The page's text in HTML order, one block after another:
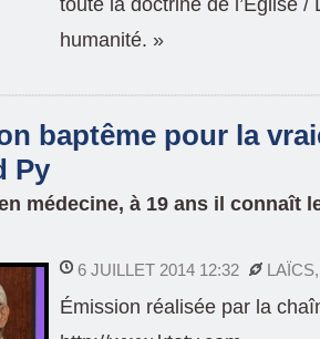
humanité. »
baptême pour la
Py
médecine, à 19 ans il connaît
6 JUILLET 2014 12:32 LAÏCS
Émission réalisée par la